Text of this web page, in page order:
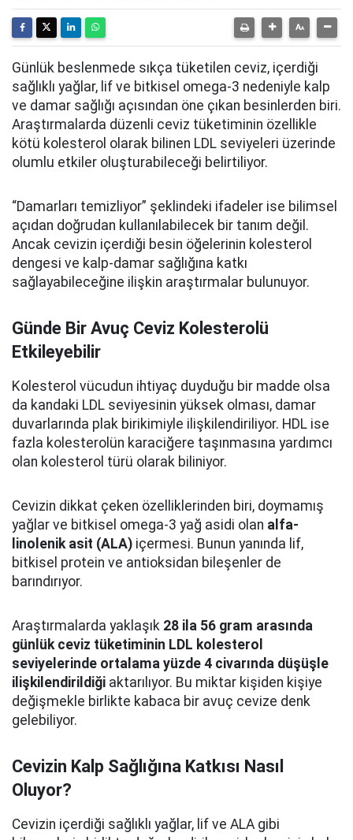
Günlük beslenmede sıkça tüketilen ceviz, içerdiği
sağlıklı yağlar, lif ve bitkisel omega-3 nedeniyle kalp
ve damar sağlığı açısından öne çıkan besinlerden biri.
Araştırmalarda düzenli ceviz tüketiminin özellikle
kötü kolesterol olarak bilinen LDL seviyeleri üzerinde
olumlu etkiler oluşturabileceği belirtiliyor.
“Damarları temizliyor” şeklindeki ifadeler ise bilimsel
açıdan doğrudan kullanılabilecek bir tanım değil.
Ancak cevizin içerdiği besin öğelerinin kolesterol
dengesi ve kalp-damar sağlığına katkı
sağlayabileceğine ilişkin araştırmalar bulunuyor.
Günde Bir Avuç Ceviz Kolesterolü
Etkileyebilir
Kolesterol vücudun ihtiyaç duyduğu bir madde olsa
da kandaki LDL seviyesinin yüksek olması, damar
duvarlarında plak birikimiyle ilişkilendiriliyor. HDL ise
fazla kolesterolün karaciğere taşınmasına yardımcı
olan kolesterol türü olarak biliniyor.
Cevizin dikkat çeken özelliklerinden biri, doymamış
yağlar ve bitkisel omega-3 yağ asidi olan alfa-
linolenik asit (ALA) içermesi. Bunun yanında lif,
bitkisel protein ve antioksidan bileşenler de
barındırıyor.
Araştırmalarda yaklaşık 28 ila 56 gram arasında
günlük ceviz tüketiminin LDL kolesterol
seviyelerinde ortalama yüzde 4 civarında düşüşle
ilişkilendirildiği aktarılıyor. Bu miktar kişiden kişiye
değişmekle birlikte kabaca bir avuç cevize denk
gelebiliyor.
Cevizin Kalp Sağlığına Katkısı Nasıl
Oluyor?
Cevizin içerdiği sağlıklı yağlar, lif ve ALA gibi